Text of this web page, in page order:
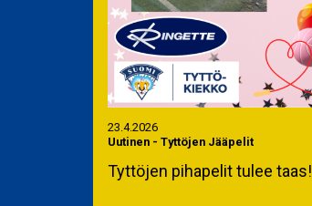
23.4.2026
Uutinen - Tyttöjen Jääpelit
Tyttöjen pihapelit tulee taas!